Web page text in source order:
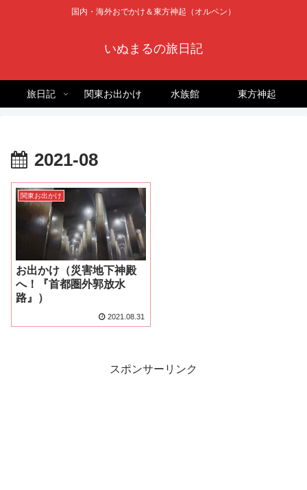
国内・海外おでかけ＆東方神起（オルペン）
いぬまるの旅日記
旅日記 関東お出かけ 水族館 東方神起
2021-08
関東お出かけ
お出かけ（災害地下神殿
へ！『首都圏外郭放水
路』）
2021.08.31
スポンサーリンク